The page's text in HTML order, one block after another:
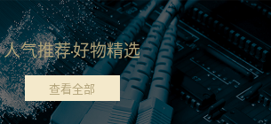
人气推荐好物精选
查看全部